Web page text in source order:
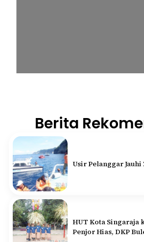
Berita
Usir Pelanggar Jauhi
HUT Kota Singaraja
Penjor Hias, DKP